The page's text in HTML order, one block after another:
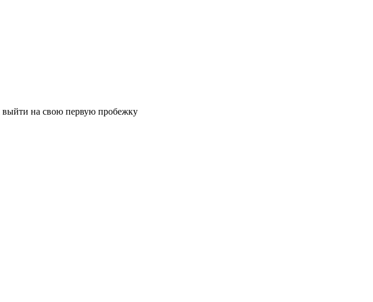
выйти на свою первую пробежку